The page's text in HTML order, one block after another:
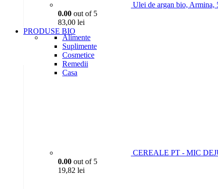
Ulei de argan bio, Armina,
0.00 out of 5
83,00 lei
PRODUSE BIO
Alimente
Suplimente
Cosmetice
Remedii
Casa
CEREALE PT - MIC
0.00 out of 5
19,82 lei